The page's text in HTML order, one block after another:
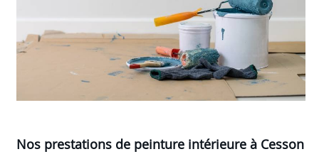
Nos prestations de peinture intérieure à Cesson